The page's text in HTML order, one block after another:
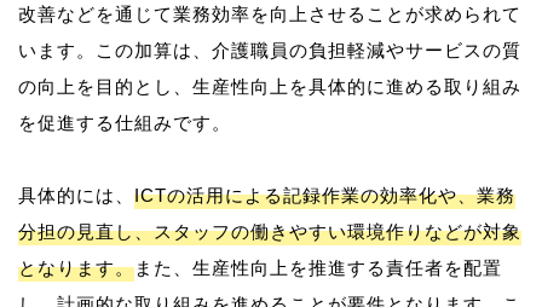
改善などを通じて業務効率を向上させることが求められて
います。この加算は、介護職員の負担軽減やサービスの質
の向上を目的とし、生産性向上を具体的に進める取り組み
を促進する仕組みです。
具体的には、 ICTの活用による記録作業の効率化や、業務
分担の見直し、スタッフの働きやすい環境作りなどが対象
となります。また、生産性向上を推進する責任者を配置